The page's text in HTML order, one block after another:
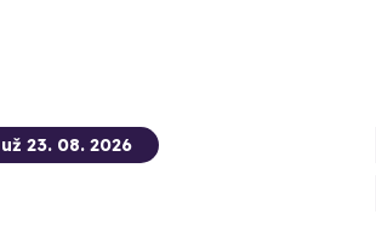
23. 08. 2026